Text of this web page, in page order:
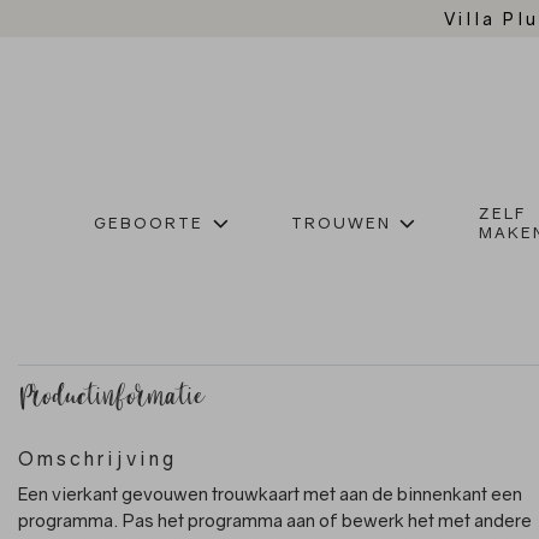
Villa
GEBOORTE TROUWEN
ZELF
Productinformatie
Omschrijving
Een vierkant gevouwen trouwkaart met aan de binnenkant een
programma. Pas het programma aan of bewerk het met andere